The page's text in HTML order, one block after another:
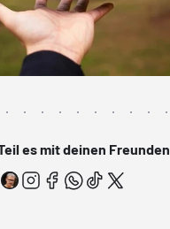
es mit deinen Freunden